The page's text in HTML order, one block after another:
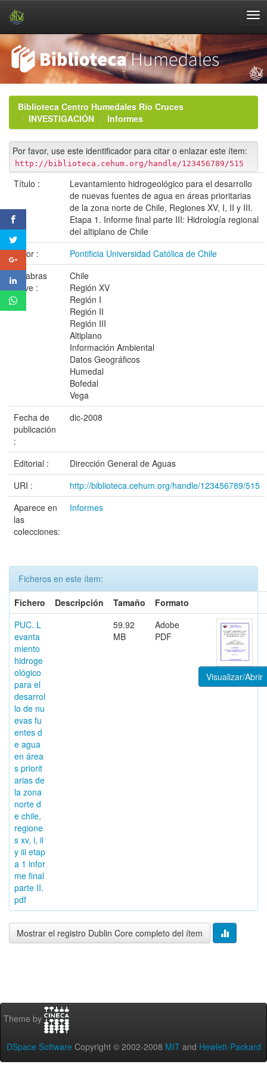
navigationBiblioteca Centro Humedales Río Cruces
INVESTIGACIÓN
Informes
Por favor, use este identificador para citar o enlazar este ítem:
http://biblioteca.cehum.org/handle/123456789/515
Título :
Levantamiento hidrogeológico para el desarrollo
de nuevas fuentes de agua en áreas prioritarias
de la zona norte de Chile, Regiones XV, I, II y III.
Etapa 1. Informe final parte III: Hidrología regional
del altiplano de Chile
Autor :
Pontificia Universidad Católica de Chile
Palabras
clave :
Chile
Región XV
Región I
Región II
Región III
Altiplano
Información Ambiental
Datos Geográficos
Humedal
Bofedal
Vega
Fecha de
publicación
:
dic-2008
Editorial :
Dirección General de Aguas
URI :
http://biblioteca.cehum.org/handle/123456789/515
Aparece en
las
colecciones:
Informes
Ficheros en este ítem:
Fichero
Descripción Tamaño
Formato
PUC. L
evanta
miento
hidroge
ológico
para el
desarrol
lo de nu
evas fu
entes d
e agua
en área
s priorit
arias de
la zona
norte d
e chile,
regione
s xv, i, ii
y iii etap
a 1 infor
me final
parte II.
pdf
59.92
MB
Adobe
PDF
Visualizar/Abrir
Mostrar el registro Dublin Core completo del ítem
Theme by
DSpace Software Copyright © 2002-2008 MIT and Hewlett-Packard